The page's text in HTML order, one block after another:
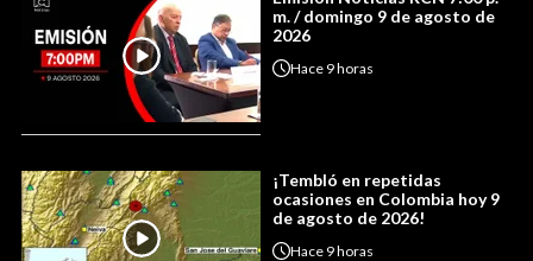
m. / domingo 9 de agosto de
2026
Hace 9 horas
¡Tembló en repetidas
ocasiones en Colombia hoy 9
de agosto de 2026!
Hace 9 horas